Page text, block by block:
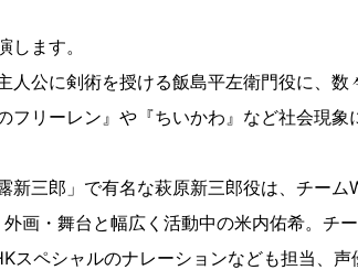
ます。
人公に剣術を授ける飯島平左衛門役に、数
フリーレン』や『ちいかわ』など社会現象
新三郎」で有名な萩原新三郎役は、チーム
画・舞台と幅広く活動中の米内佑希。チ
スペシャルのナレーションなども担当、声